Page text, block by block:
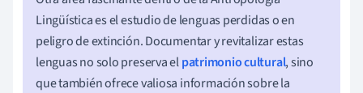
Lingüística es el estudio de lenguas perdidas o en
peligro de extinción. Documentar y revitalizar estas
lenguas no solo preserva elpatrimonio cultural, sino
que también ofrece valiosa información sobre la